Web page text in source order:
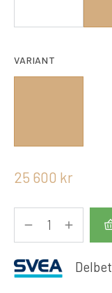
VARIANT
25 600 kr